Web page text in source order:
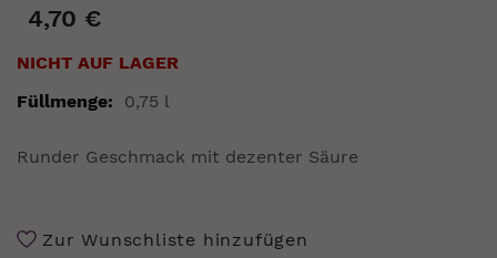
4,70 €
NICHT AUF LAGER
Mehr
0,75 l
Runder Geschmack mit dezenter Säure
Zur Wunschliste hinzufügen